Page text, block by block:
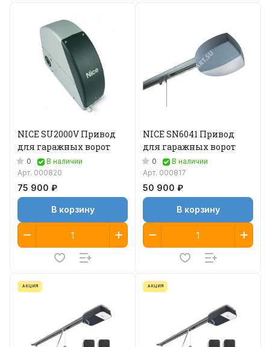
NICE SU2000V Привод
для гаражных ворот
0
В наличии
Арт. 000820
75 900 ₽
В корзину
NICE SN6041 Привод
для гаражных ворот
0
В наличии
Арт. 000817
50 900 ₽
В корзину
АКЦИЯ АКЦИЯ